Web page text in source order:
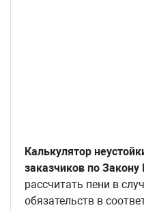
Калькулятор
заказчиков по
рассчитать пени в
обязательств в